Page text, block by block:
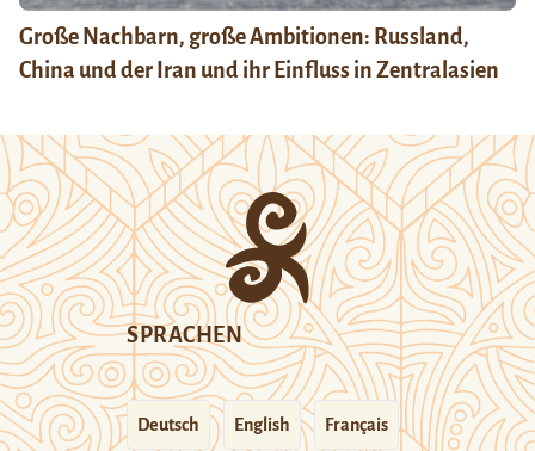
Große Nachbarn, große Ambitionen: Russland,
China und der Iran und ihr Einfluss in Zentralasien
SPRACHEN
Deutsch English Français